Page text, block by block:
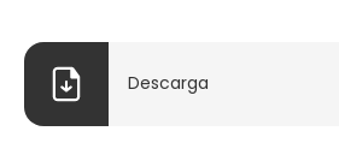
Descarga